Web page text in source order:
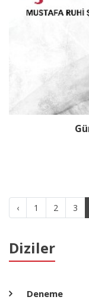
Diziler
Deneme
‹ 1 2 3